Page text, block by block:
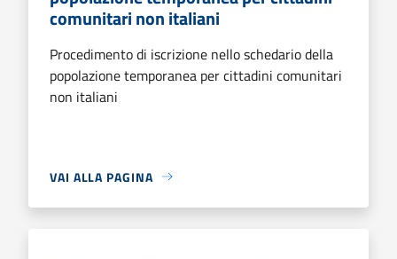
comunitari non italiani
Procedimento di iscrizione nello schedario della
popolazione temporanea per cittadini comunitari
non italiani
VAI ALLA PAGINA